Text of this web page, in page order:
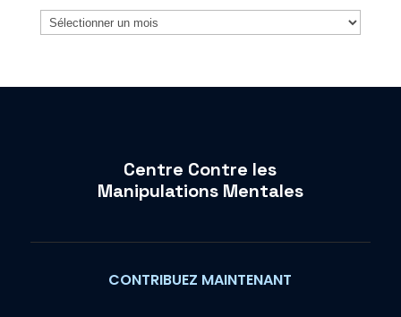
Archives
Centre Contre les
Manipulations Mentales
CONTRIBUEZ MAINTENANT